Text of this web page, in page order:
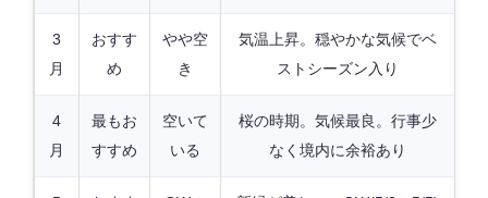
3
月
おすす
め
やや空
き
気温上昇。穏やかな気候でベ
ストシーズン入り
4
月
最もお
すすめ
空いて
いる
桜の時期。気候最良。行事少
なく境内に余裕あり